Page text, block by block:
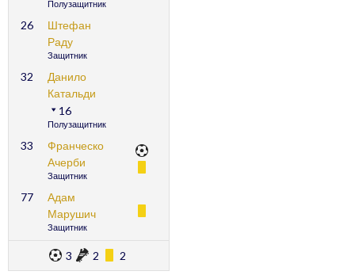
Полузащитник
26
Штефан
Раду
Защитник
32
Данило
Катальди
16
Полузащитник
33
Франческо
Ачерби
Защитник
77
Адам
Марушич
Защитник
3 2 2